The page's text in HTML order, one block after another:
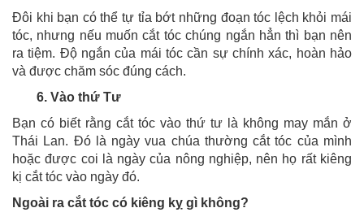
Đôi khi bạn có thể tự tỉa bớt những đoạn tóc lệch khỏi mái
tóc, nhưng nếu muốn cắt tóc chúng ngắn hẳn thì bạn nên
ra tiệm. Độ ngắn của mái tóc cần sự chính xác, hoàn hảo
và được chăm sóc đúng cách.
6. Vào thứ Tư
Bạn có biết rằng cắt tóc vào thứ tư là không may mắn ở
Thái Lan. Đó là ngày vua chúa thường cắt tóc của mình
hoặc được coi là ngày của nông nghiệp, nên họ rất kiêng
kị cắt tóc vào ngày đó.
Ngoài ra cắt tóc có kiêng kỵ gì không?